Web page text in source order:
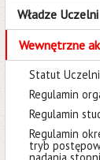
Władze Uczelni
Wewnętrzne
Statut Uczelni
Regulamin
Regulamin
Regulamin
tryb